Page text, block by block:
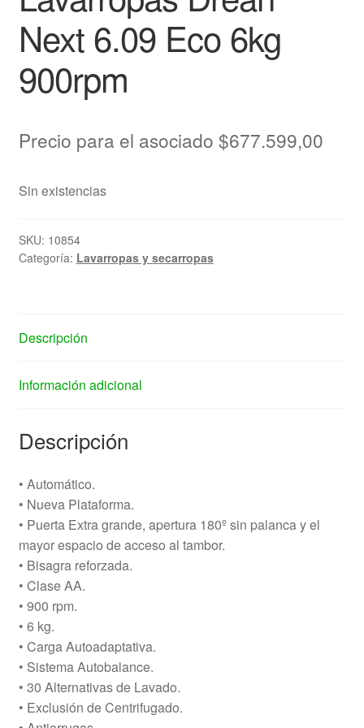
Next 6.09 Eco 6kg
900rpm
Precio para el asociado $677.599,00
Sin existencias
SKU: 10854
Categoría: Lavarropas y secarropas
Descripción
Información adicional
Descripción
• Automático.
• Nueva Plataforma.
• Puerta Extra grande, apertura 180º sin palanca y el
mayor espacio de acceso al tambor.
• Bisagra reforzada.
• Clase AA.
• 900 rpm.
• 6 kg.
• Carga Autoadaptativa.
• Sistema Autobalance.
• 30 Alternativas de Lavado.
• Exclusión de Centrifugado.